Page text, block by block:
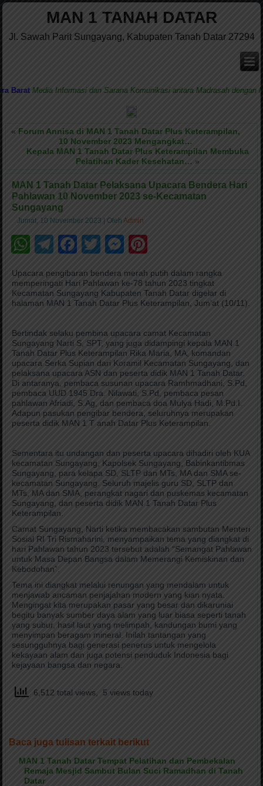
MAN 1 TANAH DATAR
Jl. Sawah Parit Sungayang, Kabupaten Tanah Datar 27294
Media Informasi dan Sarana Komunikasi antara Madrasah dengan
« Forum Annisa di MAN 1 Tanah Datar Plus Keterampilan,
10 November 2023 Mengangkat…
Kepala MAN 1 Tanah Datar Plus Keterampilan Membuka
Pelatihan Kader Kesehatan… »
MAN 1 Tanah Datar Pelaksana Upacara Bendera Hari
Pahlawan 10 November 2023 se-Kecamatan
Sungayang
Jumat, 10 November 2023 |Oleh Admin
WhatsApp
Telegram
Facebook
TwitterMessenger
Upacara pengibaran bendera merah putih dalam rangka
memperingati Hari Pahlawan ke-78 tahun 2023 tingkat
Kecamatan Sungayang Kabupaten Tanah Datar digelar di
halaman MAN 1 Tanah Datar Plus Keterampilan, Jum’at (10/11).
Bertindak selaku pembina upacara camat Kecamatan
Sungayang Narti S, SPT, yang juga didampingi kepala MAN 1
Tanah Datar Plus Keterampilan Rika Maria, MA, komandan
upacara Serka Supian dari Koramil Kecamatan Sungayang, dan
pelaksana upacara ASN dan peserta didik MAN 1 Tanah Datar.
Di antaranya, pembaca susunan upacara Ramhmadhani, S.Pd,
pembaca UUD 1945 Dra. Nilawati, S.Pd, pembaca pesan
pahlawan Afriadi, S.Ag, dan pembaca doa Mulya Hadi, M.Pd.I.
Adapun pasukan pengibar bendera, seluruhnya merupakan
peserta didik MAN 1 T anah Datar Plus Keterampilan.
Sementara itu undangan dan peserta upacara dihadiri oleh KUA
kecamatan Sungayang, Kapolsek Sungayang, Babinkantibmas
Sungayang, para kelapa SD, SLTP dan MTs, MA dan SMA se-
kecamatan Sungayang. Seluruh majelis guru SD, SLTP dan
MTs, MA dan SMA, perangkat nagari dan puskemas kecamatan
Sungayang, dan peserta didik MAN 1 Tanah Datar Plus
Keterampilan.
Camat Sungayang, Narti ketika membacakan sambutan Menteri
Sosial RI Tri Rismaharini, menyampaikan tema yang diangkat di
hari Pahlawan tahun 2023 tersebut adalah “Semangat Pahlawan
untuk Masa Depan Bangsa dalam Memerangi Kemiskinan dan
Kebodohan”.
Tema ini diangkat melalui renungan yang mendalam untuk
menjawab ancaman penjajahan modern yang kian nyata.
Mengingat kita merupakan pasar yang besar dan dikaruniai
begitu banyak sumber daya alam yang luar biasa seperti tanah
yang subur, hasil laut yang melimpah, kandungan bumi yang
menyimpan beragam mineral. Inilah tantangan yang
sesungguhnya bagi generasi penerus untuk mengelola
kekayaan alam dan juga potensi penduduk Indonesia bagi
kejayaan bangsa dan negara.
6,512 total views, 5 views today
Baca juga tulisan terkait berikut
MAN 1 Tanah Datar Tempat Pelatihan dan Pembekalan
Remaja Mesjid Sambut Bulan Suci Ramadhan di Tanah
Datar